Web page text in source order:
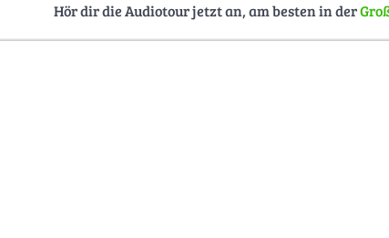
Hör dir die Audiotour jetzt an, am besten in der